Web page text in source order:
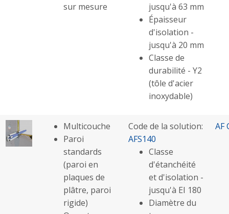
sur mesure
jusqu'à 63 mm
Épaisseur
d'isolation -
jusqu'à 20 mm
Classe de
durabilité - Y2
(tôle d'acier
inoxydable)
Multicouche
Paroi
standards
(paroi en
plaques de
plâtre, paroi
rigide)
Code de la solution:
AFS140
Classe
d'étanchéité
et d'isolation -
jusqu'à EI 180
Diamètre du
AF